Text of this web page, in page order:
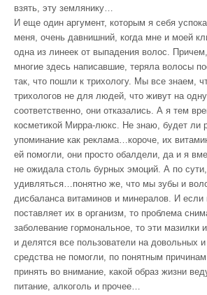
взять, эту землянику…
И еще один аргумент, которым я себя
меня, очень давнишний, когда мне и моей
одна из линеек от выпадения волос.
многие здесь написавшие, теряла волосы
так, что пошли к трихологу. Мы все знаем,
трихологов не для людей, что живут на
соответственно, они отказались. А я тем
косметикой Мирра-люкс. Не знаю, будет ли
упоминание как реклама…короче, их
ей помогли, они просто обалдели, да и я
не ожидала столь бурных эмоций. А по сути,
удивляться…понятно же, что мы зубы и
дисбаланса витаминов и минералов. И если
поставляет их в организм, то проблема
заболевание гормональное, то эти мазилки
и делятся все пользователи на довольных
средства не помогли, по понятным
принять во внимание, какой образ жизни
питание, алкоголь и прочее…